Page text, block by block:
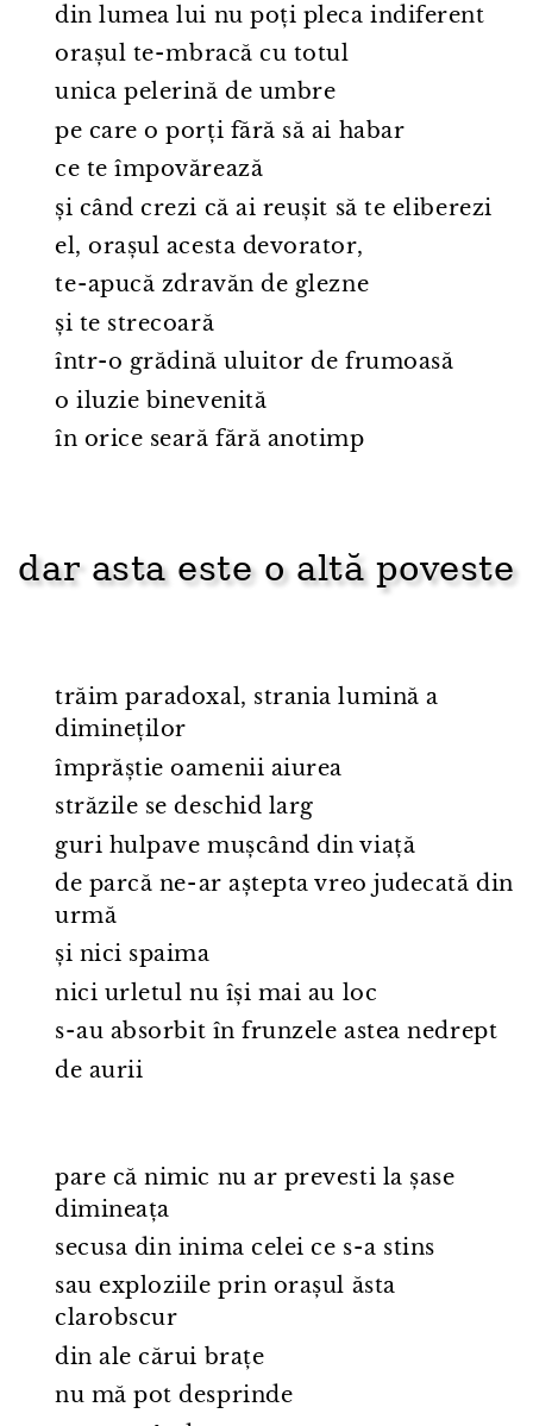
din lumea lui nu poți pleca indiferent
orașul te⁠-⁠mbracă cu totul
unica pelerină de umbre
pe care o porți fără să ai habar
ce te împovărează
și când crezi că ai reușit să te eliberezi
el, orașul acesta devorator,
te⁠-⁠apucă zdravăn de glezne
și te strecoară
într⁠-⁠o grădină uluitor de frumoasă
o iluzie binevenită
în orice seară fără anotimp
dar asta este o altă poveste
trăim paradoxal, strania lumină a
dimineților
împrăștie oamenii aiurea
străzile se deschid larg
guri hulpave mușcând din viață
de parcă ne⁠-⁠ar aștepta vreo judecată din
urmă
și nici spaima
nici urletul nu își mai au loc
s⁠-⁠au absorbit în frunzele astea nedrept
de aurii
pare că nimic nu ar prevesti la șase
dimineața
secusa din inima celei ce s⁠-⁠a stins
sau exploziile prin orașul ăsta
clarobscur
din ale cărui brațe
nu mă pot desprinde